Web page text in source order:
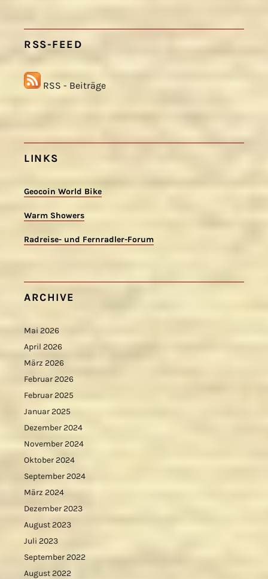
RSS-FEED
RSS - Beiträge
LINKS
Geocoin World Bike
Warm Showers
Radreise- und Fernradler-Forum
ARCHIVE
Mai 2026
April 2026
März 2026
Februar 2026
Februar 2025
Januar 2025
Dezember 2024
November 2024
Oktober 2024
September 2024
März 2024
Dezember 2023
August 2023
Juli 2023
September 2022
August 2022